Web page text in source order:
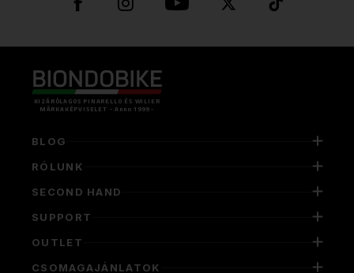
KIZÁRÓLAGOS PINARELLO ÉS WILIER
MÁRKAKÉPVISELET - Anno 1999 -
BLOG
RÓLUNK
SECOND HAND
SUPPORT
OUTLET
CSOMAGAJÁNLATOK